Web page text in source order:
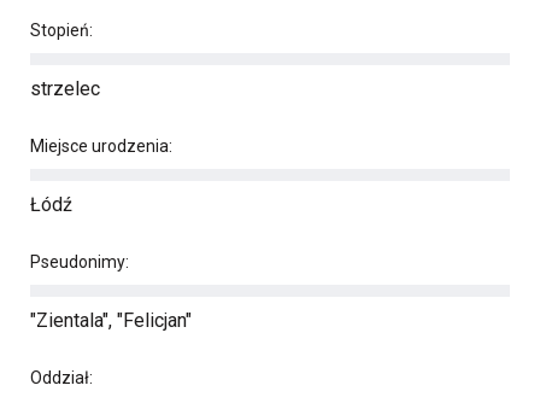
Stopień:
strzelec
Miejsce urodzenia:
Łódź
Pseudonimy:
"Zientala", "Felicjan"
Oddział: